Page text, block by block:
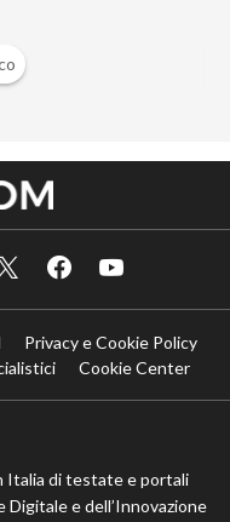
Privacy e Cookie Policy
Cookie Center
Italia di testate e portali
Digitale e dell’Innovazione